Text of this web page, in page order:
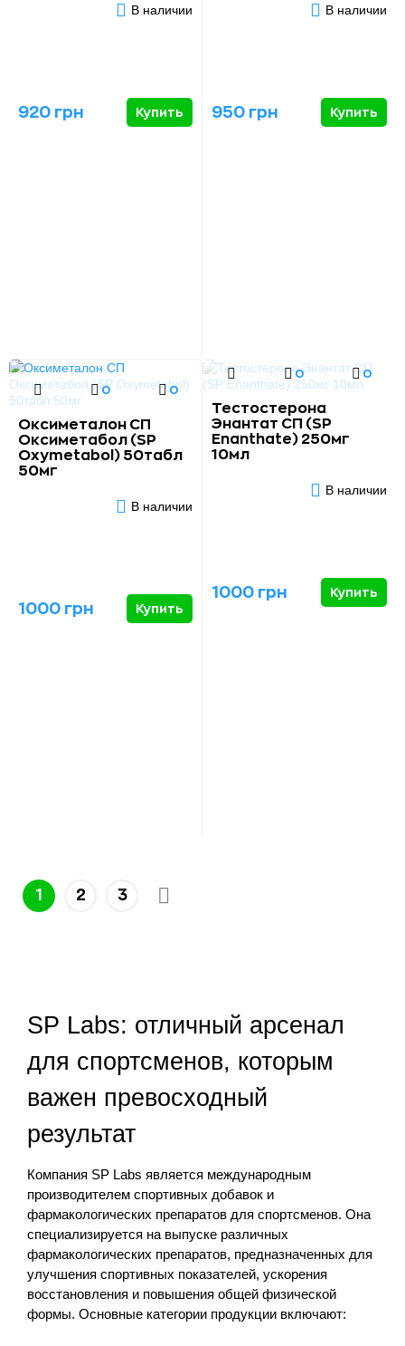
В наличии
920 грн Купить
В наличии
950 грн Купить
0 0
Оксиметалон СП
Оксиметабол (SP
Oxymetabol) 50табл
50мг
В наличии
1000 грн Купить
0 0
Тестостерона
Энантат СП (SP
Enanthate) 250мг
10мл
В наличии
1000 грн Купить
1 2 3
SP Labs: отличный арсенал
для спортсменов, которым
важен превосходный
результат
Компания SP Labs является международным
производителем спортивных добавок и
фармакологических препаратов для спортсменов. Она
специализируется на выпуске различных
фармакологических препаратов, предназначенных для
улучшения спортивных показателей, ускорения
восстановления и повышения общей физической
формы. Основные категории продукции включают: